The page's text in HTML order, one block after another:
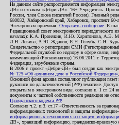
На данном сайте распространяется информация
ДВ» со знаком «Дебри-ДВ». 16+ Учредитель:
России, член Союза писателей России). Главный
680032, Хабаровский край, Хабаровск, проспект
Электронная приемная: Отправить сообщение . E-
Редакционный совет электронного
началах): К.А. Пронякин, И.Ю. Харитонова, А.Э.
Л.Н. Левина, А.Ю. Жданов, Е.Н. Голубь, С.Н.
Свидетельство о регистрации СМИ
Федеральной службой по надзору в сфере связи,
коммуникаций (Роскомнадзор) 16.06.2011 г.
Федерация, зарубежные страны.
В 2006 г. проект «Дебри-ДВ» был создан как
№ 125 «Об архивном деле в Российской Федерации»
Основной фонд архива составляют публикации
рукописи по дальневосточной (РФ) тематике.
открытым в электронном виде, согласно п. 1 ст. 24
документы к частной собственности редакции не
Гражданского кодекса РФ
Согласно ч.2. п.3. ст.17 «Ответственность за
информационных технологий и защиты информации»
информационных технологиях и о защите
ДВ», хранящий информацию, гражданско-правовую